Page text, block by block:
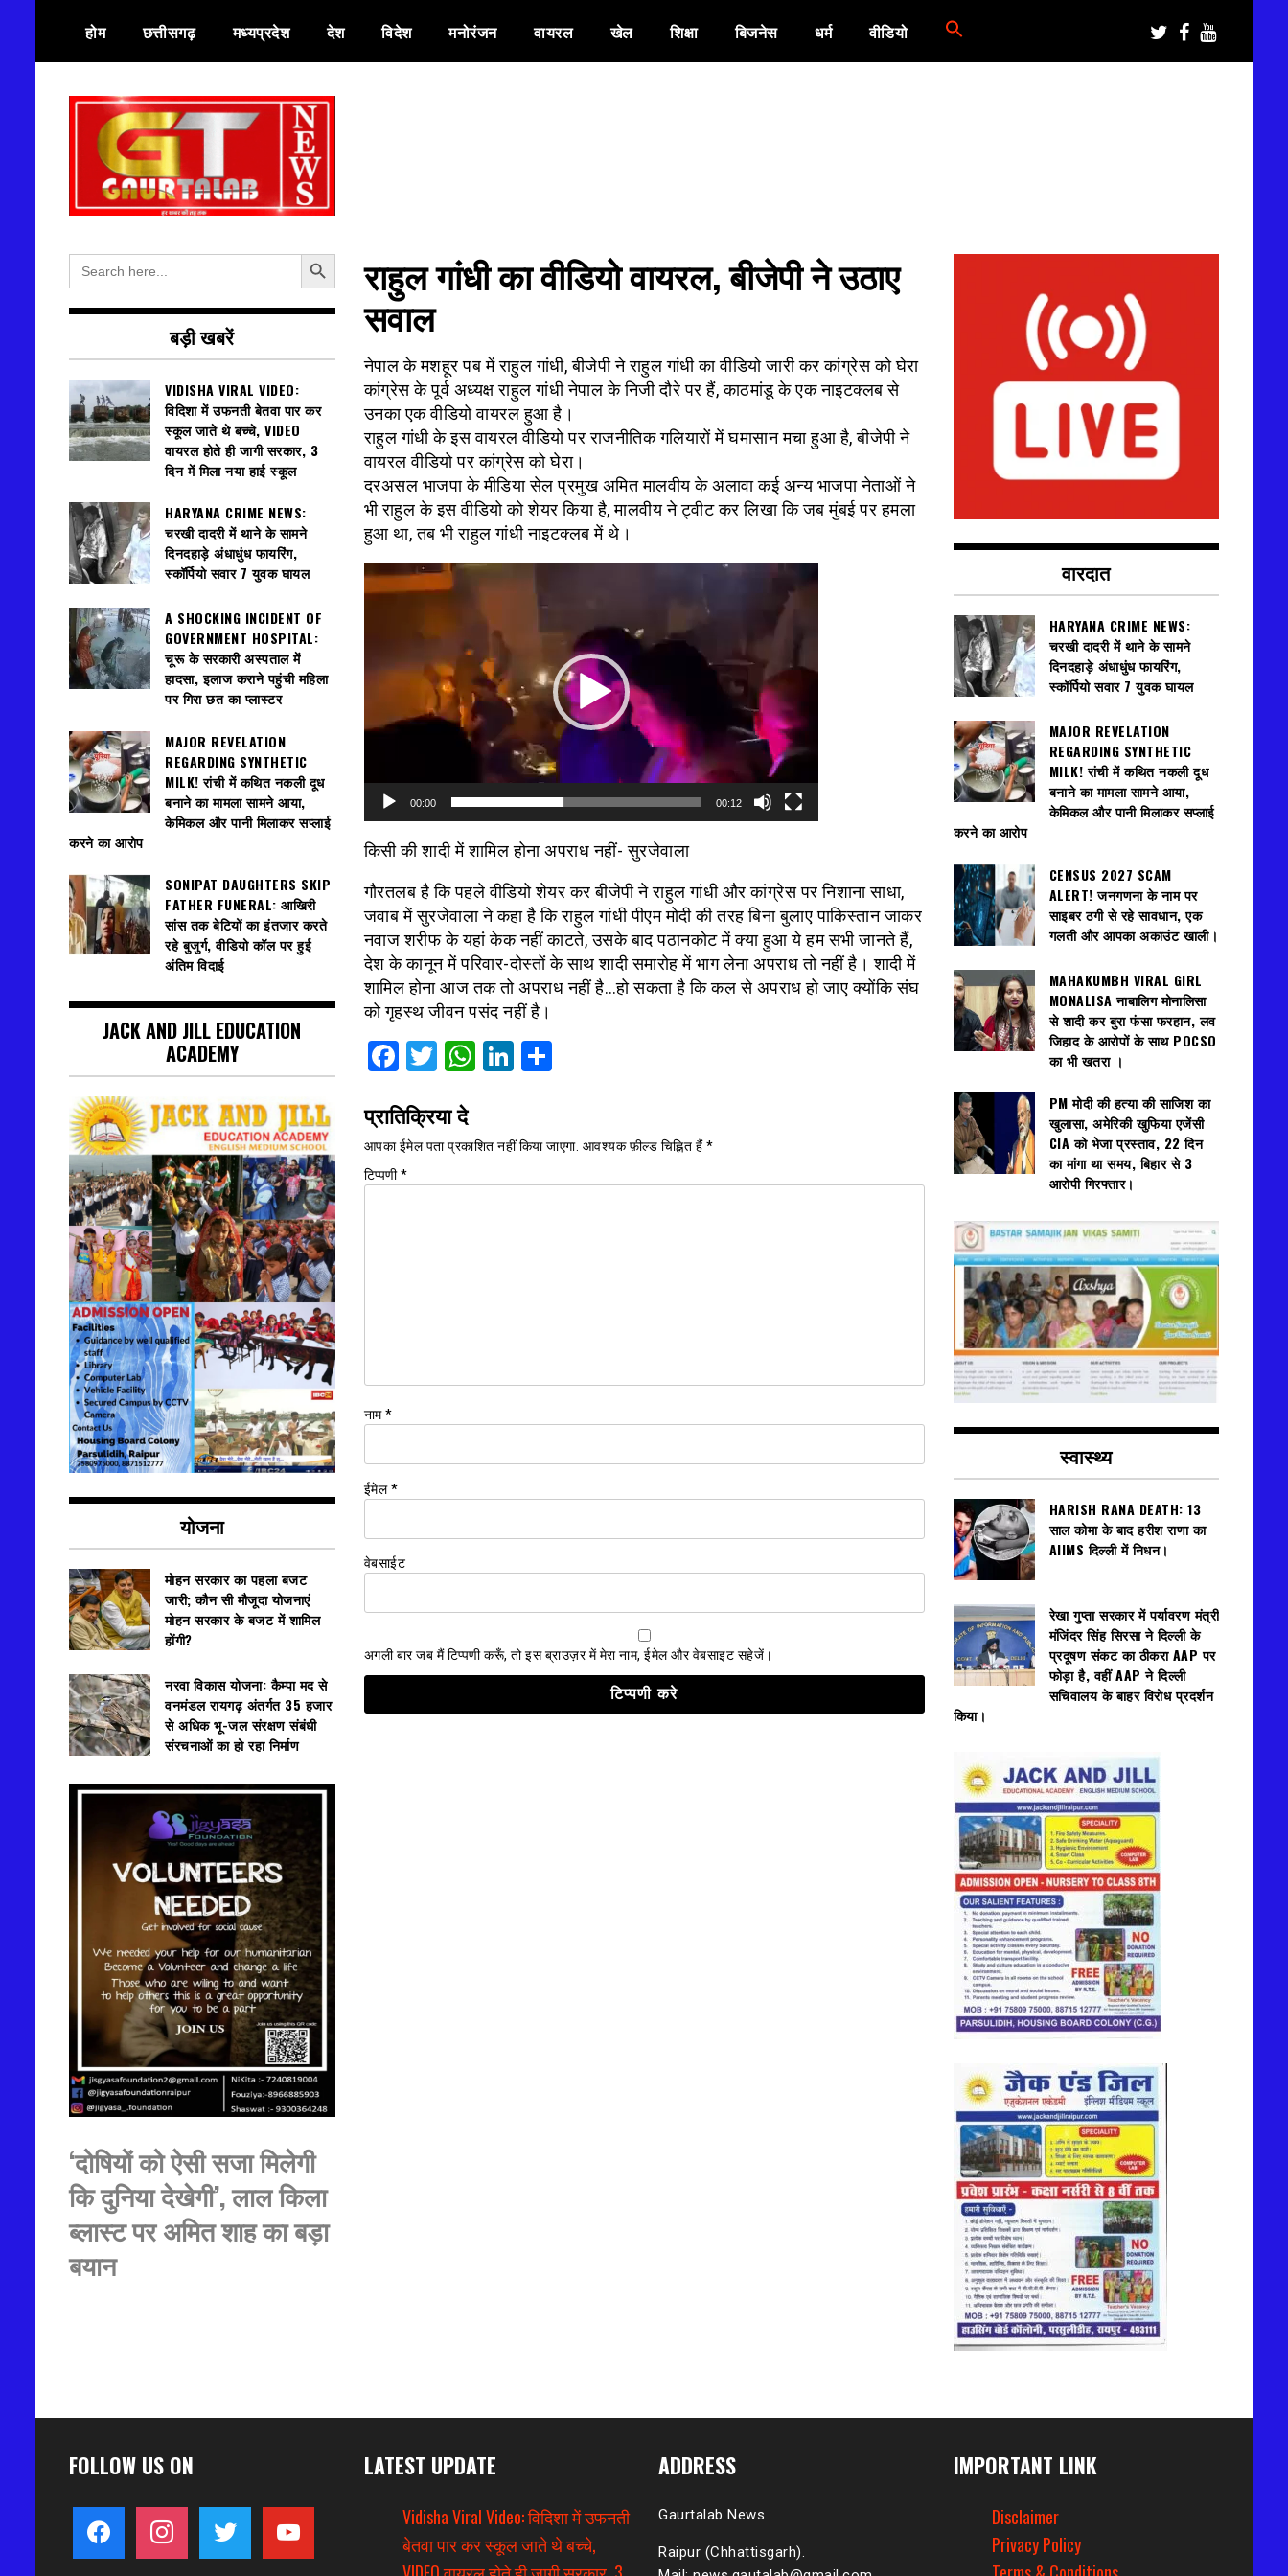
content
होम छत्तीसगढ़ मध्यप्रदेश देश विदेश मनोरंजन वायरल खेल शिक्षा बिजनेस धर्म वीडियो
गौरतलब न्यूज
राहुल गांधी का वीडियो वायरल, बीजेपी ने उठाए
सवाल
नेपाल के मशहूर पब में राहुल गांधी, बीजेपी ने राहुल गांधी का वीडियो जारी कर कांग्रेस को घेरा
कांग्रेस के पूर्व अध्यक्ष राहुल गांधी नेपाल के निजी दौरे पर हैं, काठमांडू के एक नाइटक्लब से
उनका एक वीडियो वायरल हुआ है।
राहुल गांधी के इस वायरल वीडियो पर राजनीतिक गलियारों में घमासान मचा हुआ है, बीजेपी ने
वायरल वीडियो पर कांग्रेस को घेरा।
दरअसल भाजपा के मीडिया सेल प्रमुख अमित मालवीय के अलावा कई अन्य भाजपा नेताओं ने
भी राहुल के इस वीडियो को शेयर किया है, मालवीय ने ट्वीट कर लिखा कि जब मुंबई पर हमला
हुआ था, तब भी राहुल गांधी नाइटक्लब में थे।
वीडियो
प्लेयर
00:00 00:12
किसी की शादी में शामिल होना अपराध नहीं- सुरजेवाला
गौरतलब है कि पहले वीडियो शेयर कर बीजेपी ने राहुल गांधी और कांग्रेस पर निशाना साधा,
जवाब में सुरजेवाला ने कहा है कि राहुल गांधी पीएम मोदी की तरह बिना बुलाए पाकिस्तान जाकर
नवाज शरीफ के यहां केक नहीं काटते, उसके बाद पठानकोट में क्या हुआ ये हम सभी जानते हैं,
देश के कानून में परिवार-दोस्तों के साथ शादी समारोह में भाग लेना अपराध तो नहीं है। शादी में
शामिल होना आज तक तो अपराध नहीं है…हो सकता है कि कल से अपराध हो जाए क्योंकि संघ
को गृहस्थ जीवन पसंद नहीं है।
Facebook
Twitter
WhatsApp
LinkedIn
Share
प्रातिक्रिया दे
आपका ईमेल पता प्रकाशित नहीं किया जाएगा. आवश्यक फ़ील्ड चिह्नित हैं*
टिप्पणी*
नाम*
ईमेल*
वेबसाईट
अगली बार जब मैं टिप्पणी करूँ, तो इस ब्राउज़र में मेरा नाम, ईमेल और वेबसाइट सहेजें।
Search
for:
Search Button
बड़ी खबरें
VIDISHA VIRAL VIDEO:
विदिशा में उफनती बेतवा पार कर
स्कूल जाते थे बच्चे, VIDEO
वायरल होते ही जागी सरकार, 3
दिन में मिला नया हाई स्कूल
HARYANA CRIME NEWS:
चरखी दादरी में थाने के सामने
दिनदहाड़े अंधाधुंध फायरिंग,
स्कॉर्पियो सवार 7 युवक घायल
A SHOCKING INCIDENT OF
GOVERNMENT HOSPITAL:
चूरू के सरकारी अस्पताल में
हादसा, इलाज कराने पहुंची महिला
पर गिरा छत का प्लास्टर
MAJOR REVELATION
REGARDING SYNTHETIC
MILK! रांची में कथित नकली दूध
बनाने का मामला सामने आया,
केमिकल और पानी मिलाकर सप्लाई
करने का आरोप
SONIPAT DAUGHTERS SKIP
FATHER FUNERAL: आखिरी
सांस तक बेटियों का इंतजार करते
रहे बुजुर्ग, वीडियो कॉल पर हुई
अंतिम विदाई
JACK AND JILL EDUCATION
ACADEMY
योजना
मोहन सरकार का पहला बजट
जारी; कौन सी मौजूदा योजनाएं
मोहन सरकार के बजट में शामिल
होंगी?
नरवा विकास योजना: कैम्पा मद से
वनमंडल रायगढ़ अंतर्गत 35 हजार
से अधिक भू-जल संरक्षण संबंधी
संरचनाओं का हो रहा निर्माण
‘दोषियों को ऐसी सजा मिलेगी
कि दुनिया देखेगी’, लाल किला
ब्लास्ट पर अमित शाह का बड़ा
बयान
वारदात
HARYANA CRIME NEWS:
चरखी दादरी में थाने के सामने
दिनदहाड़े अंधाधुंध फायरिंग,
स्कॉर्पियो सवार 7 युवक घायल
MAJOR REVELATION
REGARDING SYNTHETIC
MILK! रांची में कथित नकली दूध
बनाने का मामला सामने आया,
केमिकल और पानी मिलाकर सप्लाई
करने का आरोप
CENSUS 2027 SCAM
ALERT! जनगणना के नाम पर
साइबर ठगी से रहे सावधान, एक
गलती और आपका अकाउंट खाली।
MAHAKUMBH VIRAL GIRL
MONALISA नाबालिग मोनालिसा
से शादी कर बुरा फंसा फरहान, लव
जिहाद के आरोपों के साथ POCSO
का भी खतरा ।
PM मोदी की हत्या की साजिश का
खुलासा, अमेरिकी खुफिया एजेंसी
CIA को भेजा प्रस्ताव, 22 दिन
का मांगा था समय, बिहार से 3
आरोपी गिरफ्तार।
स्वास्थ्य
HARISH RANA DEATH: 13
साल कोमा के बाद हरीश राणा का
AIIMS दिल्ली में निधन।
रेखा गुप्ता सरकार में पर्यावरण मंत्री
मंजिंदर सिंह सिरसा ने दिल्ली के
प्रदूषण संकट का ठीकरा AAP पर
फोड़ा है, वहीं AAP ने दिल्ली
सचिवालय के बाहर विरोध प्रदर्शन
किया।
FOLLOW US ON
facebook instagram twitter youtube
LATEST UPDATE
Vidisha Viral Video: विदिशा में उफनती
बेतवा पार कर स्कूल जाते थे बच्चे,
ADDRESS
Gaurtalab News
Raipur (Chhattisgarh).
IMPORTANT LINK
Disclaimer
Privacy Policy